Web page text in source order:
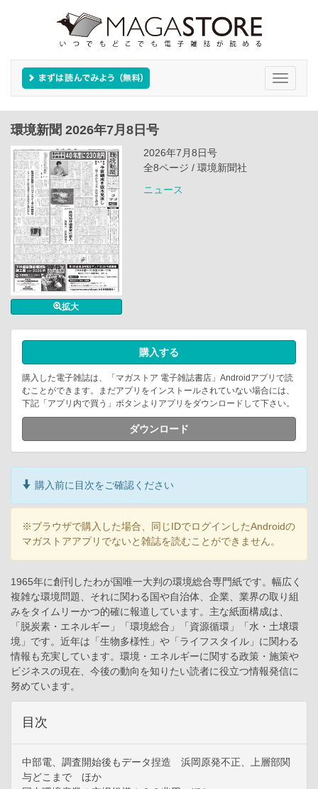
Toggle
環境新聞 2026年7月8日号
拡大
2026年7月8日号
全8ページ / 環境新聞社
ニュース
購入する
購入した電子雑誌は、「マガストア 電子雑誌書店」Androidアプリで読
むことができます。まだアプリをインストールされていない場合には、
下記「アプリ内で買う」ボタンよりアプリをダウンロードして下さい。
ダウンロード
購入前に目次をご確認ください
※ブラウザで購入した場合、同じIDでログインしたAndroidの
マガストアアプリでないと雑誌を読むことができません。
1965年に創刊したわが国唯一大判の環境総合専門紙です。幅広く
複雑な環境問題、それに関わる国や自治体、企業、業界の取り組
みをタイムリーかつ的確に報道しています。主な紙面構成は、
「脱炭素・エネルギー」「環境総合」「資源循環」「水・土壌環
境」です。近年は「生物多様性」や「ライフスタイル」に関わる
情報も充実しています。環境・エネルギーに関する政策・施策や
ビジネスの現在、今後の動向を知りたい読者に役立つ情報発信に
努めています。
目次
中部電、調査開始後もデータ捏造 浜岡原発不正、上層部関
与どこまで ほか